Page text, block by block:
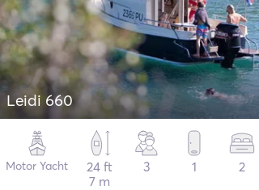
Leidi 660
Motor Yacht
24 ft
7 m
3 1 2